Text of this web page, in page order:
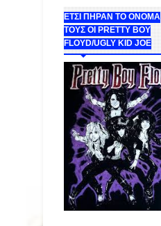
ΕΤΣΙ ΠΗΡΑΝ ΤΟ ΟΝΟΜΑ
ΤΟΥΣ ΟΙ PRETTY BOY
FLOYD/UGLY KID JOE